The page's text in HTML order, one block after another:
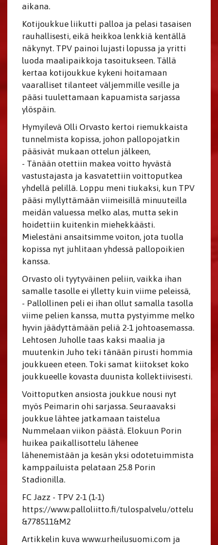
aikana.
Kotijoukkue liikutti palloa ja pelasi tasaisen
rauhallisesti, eikä heikkoa lenkkiä kentällä
näkynyt. TPV painoi lujasti lopussa ja yritti
luoda maalipaikkoja tasoitukseen. Tällä
kertaa kotijoukkue kykeni hoitamaan
vaaralliset tilanteet väljemmille vesille ja
pääsi tuulettamaan kapuamista sarjassa
ylöspäin.
Hymyilevä Olli Orvasto kertoi riemukkaista
tunnelmista kopissa, johon pallopojatkin
pääsivät mukaan ottelun jälkeen,
- Tänään otettiin makea voitto hyvästä
vastustajasta ja kasvatettiin voittoputkea
yhdellä pelillä. Loppu meni tiukaksi, kun TPV
pääsi myllyttämään viimeisillä minuuteilla
meidän valuessa melko alas, mutta sekin
hoidettiin kuitenkin miehekkäästi.
Mielestäni ansaitsimme voiton, jota tuolla
kopissa nyt juhlitaan yhdessä pallopoikien
kanssa.
Orvasto oli tyytyväinen peliin, vaikka ihan
samalle tasolle ei ylletty kuin viime peleissä,
- Pallollinen peli ei ihan ollut samalla tasolla
viime pelien kanssa, mutta pystyimme melko
hyvin jäädyttämään peliä 2-1 johtoasemassa.
Lehtosen Juholle taas kaksi maalia ja
muutenkin Juho teki tänään pirusti hommia
joukkueen eteen. Toki samat kiitokset koko
joukkueelle kovasta duunista kollektiivisesti.
Voittoputken ansiosta joukkue nousi nyt
myös Peimarin ohi sarjassa. Seuraavaksi
joukkue lähtee jatkamaan taistelua
Nummelaan viikon päästä. Elokuun Porin
huikea paikallisottelu lähenee
lähenemistään ja kesän yksi odotetuimmista
kamppailuista pelataan 25.8 Porin
Stadionilla.
FC Jazz - TPV 2-1 (1-1)
https://www.palloliitto.fi/tulospalvelu/ottelu
&778511&M2
Artikkelin kuva www.urheilusuomi.com ja